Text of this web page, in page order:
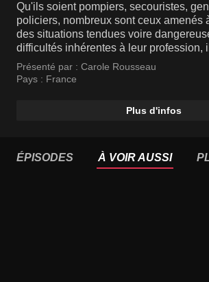
Qu'ils soient pompiers, secouristes,
policiers, nombreux sont ceux amenés
des situations tendues voire
difficultés inhérentes à leur profession,
métier avec passion, se démenant pour
secours des victimes, préserver l'intérêt
Présenté par : Carole Rousseau
Pays : France
Plus d'infos
ÉPISODES À VOIR AUSSI